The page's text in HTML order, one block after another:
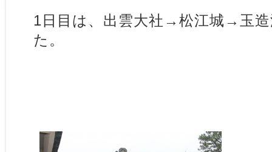
1日目は、出雲大社→松江城→玉
た。